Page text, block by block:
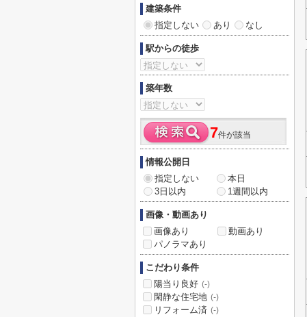
建築条件
指定しない
あり なし
駅からの徒歩
築年数
7件が該当
情報公開日
指定しない
本日
3日以内
1週間以内
画像・動画あり
画像あり
動画あり
パノラマあり
こだわり条件
陽当り良好 (-)
閑静な住宅地 (-)
リフォーム済 (-)